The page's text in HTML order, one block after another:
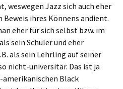
Jazz sich auch eher
Beweis ihres Könnens andient.
eher für sich selbst bzw. im
sein Schüler und eher
als sein Lehrling auf seiner
nicht-universitär. Das ist ja
amerikanischen Black